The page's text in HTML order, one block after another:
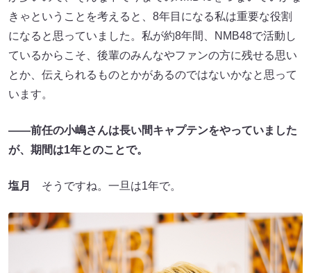
きゃということを考えると、8年目になる私は重要な役割
になると思っていました。私が約8年間、NMB48で活動し
ているからこそ、後輩のみんなやファンの方に残せる思い
とか、伝えられるものとかがあるのではないかなと思って
います。
――前任の小嶋さんは長い間キャプテンをやっていました
が、期間は1年とのことで。
塩月 そうですね。一旦は1年で。